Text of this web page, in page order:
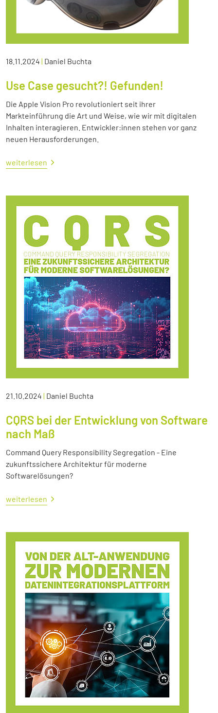
18.11.2024 | Daniel Buchta
Use Case gesucht?! Gefunden!
Die Apple Vision Pro revolutioniert seit ihrer
Markteinführung die Art und Weise, wie wir mit digitalen
Inhalten interagieren. Entwickler:innen stehen vor ganz
neuen Herausforderungen.
weiterlesen
21.10.2024 | Daniel Buchta
CQRS bei der Entwicklung von Software
nach Maß
Command Query Responsibility Segregation - Eine
zukunftssichere Architektur für moderne
Softwarelösungen?
weiterlesen